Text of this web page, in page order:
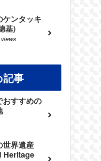
ケンタッキ
基)
記事
おすすめの
世界遺産
Heritage